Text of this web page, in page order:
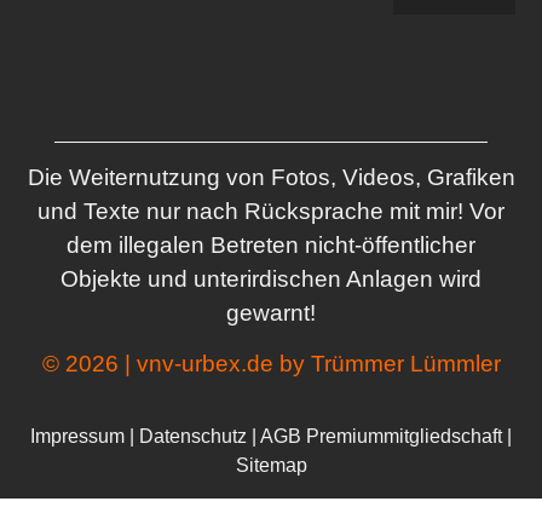
Die Weiternutzung von Fotos, Videos, Grafiken
und Texte nur nach Rücksprache mit mir! Vor
dem illegalen Betreten nicht-öffentlicher
Objekte und unterirdischen Anlagen wird
gewarnt!
© 2026 | vnv-urbex.de by Trümmer Lümmler
Impressum Datenschutz AGB Premiummitgliedschaft|
Sitemap